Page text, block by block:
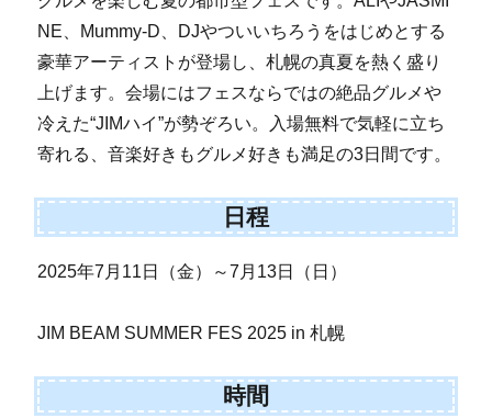
NE、Mummy-D、DJやついいちろうをはじめとする
豪華アーティストが登場し、札幌の真夏を熱く盛り
上げます。会場にはフェスならではの絶品グルメや
冷えた“JIMハイ”が勢ぞろい。入場無料で気軽に立ち
寄れる、音楽好きもグルメ好きも満足の3日間です。
日程
2025年7月11日（金）～7月13日（日）
JIM BEAM SUMMER FES 2025 in 札幌
時間